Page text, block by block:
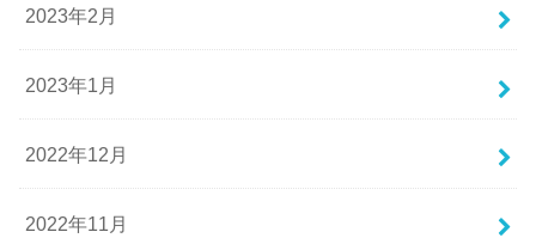
2023年2月
2023年1月
2022年12月
2022年11月